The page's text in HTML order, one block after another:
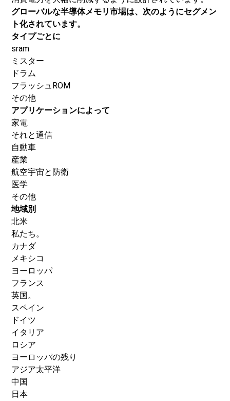
グローバルな半導体メモリ市場は、次のようにセグメン
ト化されています。
タイプごとに
sram
ミスター
ドラム
フラッシュROM
その他
アプリケーションによって
家電
それと通信
自動車
産業
航空宇宙と防衛
医学
その他
地域別
北米
私たち。
カナダ
メキシコ
ヨーロッパ
フランス
英国。
スペイン
ドイツ
イタリア
ロシア
ヨーロッパの残り
アジア太平洋
中国
日本